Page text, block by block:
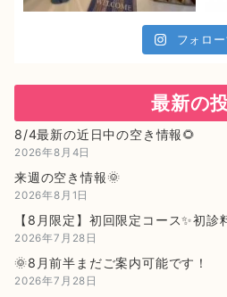
フォロ
最新の
8/4最新の近日中の空き情報🌻
2026年8月4日
来週の空き情報🌞
2026年8月1日
【8月限定】初回限定コース✨初
2026年7月28日
🌞8月前半まだご案内可能です！
2026年7月28日